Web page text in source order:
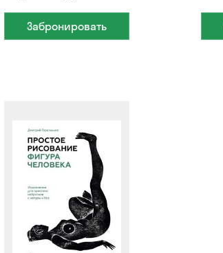
Забронировать